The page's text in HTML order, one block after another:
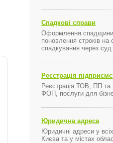
Спадкові справи
Оформлення
поновлення строків на
спадкування через суд
Реєстрація
Реєстрація ТОВ, ПП та
ФОП, послуги для
Юридична адреса
Юридичні адреси у
Києва та у містах